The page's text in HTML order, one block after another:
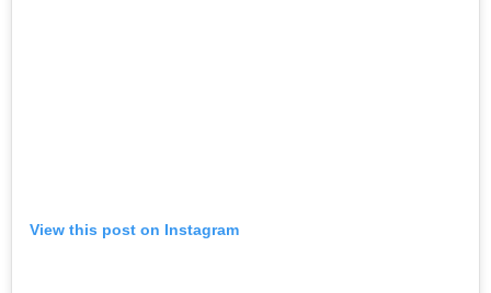
View this post on Instagram